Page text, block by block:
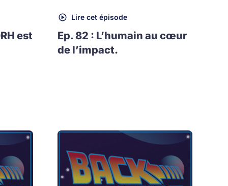
est
Lire cet épisode
Ep. 82 : L’humain au cœur
de l’impact.